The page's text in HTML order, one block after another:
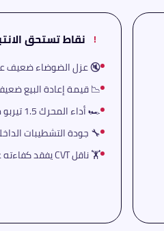
! نقاط تستحق
🔇 عزل الضوضاء ضعيف
📉 قيمة إعادة البيع
🏎️ أداء المحرك 1.5 تيربو محدود عند التسارع السريع
🔧 جودة التشطيبات
🏋️ ناقل CVT يفقد كفاءته عند قيادة السيارة بشكل عدواني